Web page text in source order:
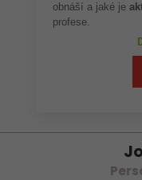
obnáší a jaké je
profese.